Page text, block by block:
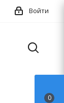
Войти
0